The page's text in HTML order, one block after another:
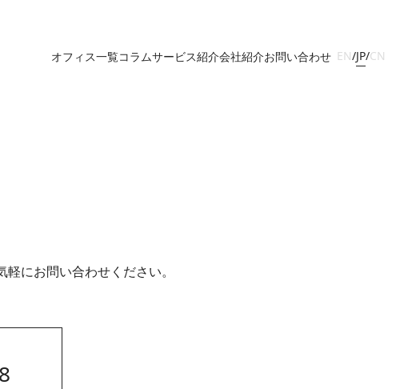
オフィス一覧コラムサービス紹介会社紹介お問い合わせ EN/JP/CN
にお問い合わせください。